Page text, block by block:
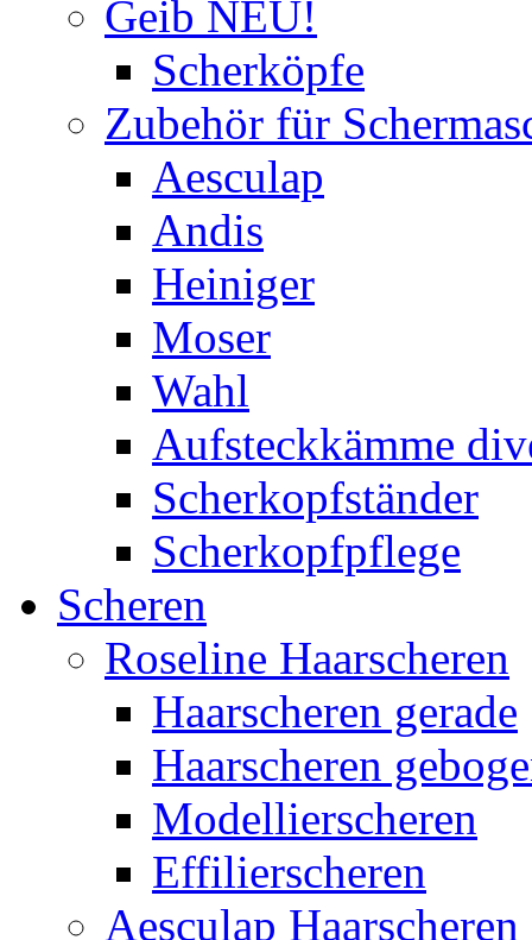
Geib NEU!
Scherköpfe
Zubehör für
Aesculap
Andis
Heiniger
Moser
Wahl
Aufsteckkämme
Scherkopfständer
Scherkopfpflege
Scheren
Roseline Haarscheren
Haarscheren gerade
Haarscheren
Modellierscheren
Effilierscheren
Aesculap Haarscheren